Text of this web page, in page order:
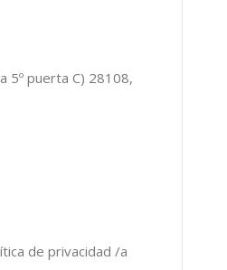
5º puerta C) 28108,
de privacidad /a